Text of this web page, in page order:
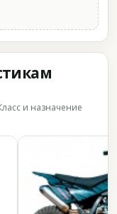
и назначение